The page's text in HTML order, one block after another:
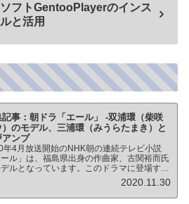
フトGentooPlayerのインス
ルと活用
記事：朝ドラ「エール」 -双浦環（柴咲
）のモデル、三浦環（みうらたまき）と
アンプ
年4月放送開始のNHK朝の連続テレビ小説
ール」は、福島県出身の作曲家、古関裕而氏
ルとなっています。このドラマに登場する
の声楽家、三浦環さんと、本サイトにも登場
宍戸公一氏のアンプ（著書「送信管によるシ
アンプ製作…
2020.11.30